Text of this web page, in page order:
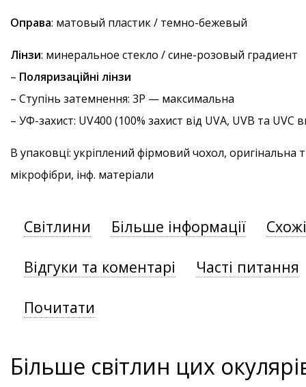
Оправа: матовый пластик / темно-бежевый
Лінзи: минеральное стекло / сине-розовый градиент
– Поляризаційні лінзи
– Ступінь затемнення: 3P — максимальна
– УФ-захист: UV400 (100% захист від UVA, UVB та
В упаковці: укріплений фірмовий чохол, оригінальна
мікрофібри, інф. матеріали
Світлини Більше інформації
Відгуки та коментарі Часті питання
Почитати
Більше світлин цих